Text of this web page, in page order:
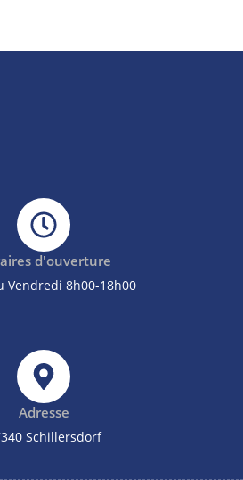
d'ouverture
Vendredi 8h00-18h00
Adresse
Schillersdorf